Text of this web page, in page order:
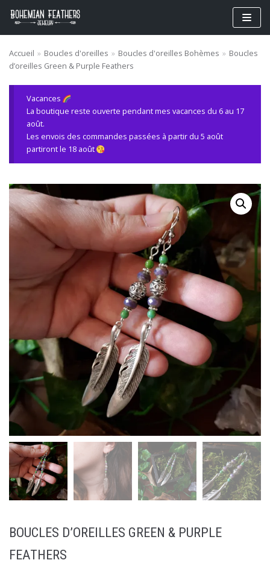
Aller
Accueil » Boucles d'oreilles » Boucles d'oreilles Bohèmes » Boucles
d’oreilles Green & Purple Feathers
Vacances
La boutique reste ouverte pendant mes vacances du 6 au 17
août.
Les envois des commandes passées à partir du 5 août
partiront le 18 août
BOUCLES D’OREILLES GREEN & PURPLE
FEATHERS